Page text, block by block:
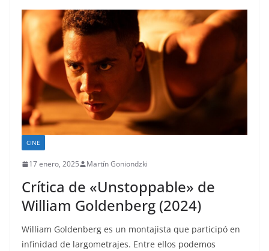
CINE
17 enero, 2025 Martín Goniondzki
Crítica de «Unstoppable» de
William Goldenberg (2024)
William Goldenberg es un montajista que participó en
infinidad de largometrajes. Entre ellos podemos